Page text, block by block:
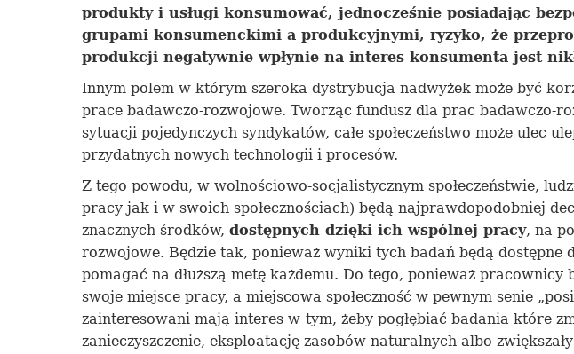
produkty i usługi konsumować, jednocześnie posiadając
grupami konsumenckimi a produkcyjnymi, ryzyko, że
produkcji negatywnie wpłynie na interes konsumenta jest
Innym polem w którym szeroka dystrybucja nadwyżek może być
prace badawczo-rozwojowe. Tworząc fundusz dla prac badawczo-
sytuacji pojedynczych syndykatów, całe społeczeństwo może ulec
przydatnych nowych technologii i procesów.
Z tego powodu, w wolnościowo-socjalistycznym społeczeństwie,
pracy jak i w swoich społecznościach) będą najprawdopodobniej
znacznych środków, dostępnych dzięki ich wspólnej pracy, na
rozwojowe. Będzie tak, ponieważ wyniki tych badań będą dostępne
pomagać na dłuższą metę każdemu. Do tego, ponieważ
swoje miejsce pracy, a miejscowa społeczność w pewnym senie
zainteresowani mają interes w tym, żeby pogłębiać badania które
zanieczyszczenie, eksploatację zasobów naturalnych albo